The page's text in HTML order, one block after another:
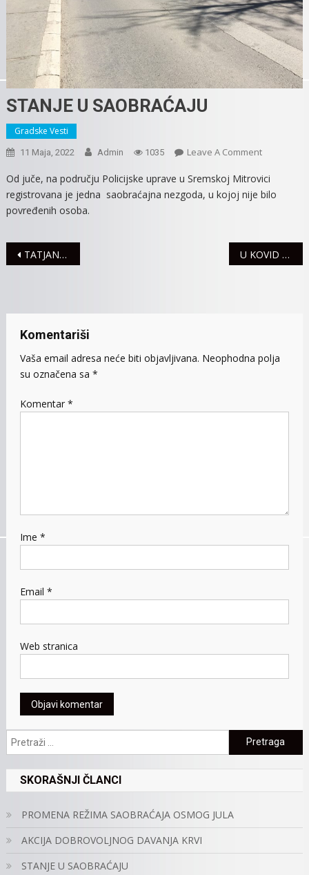
STANJE U SAOBRAĆAJU
Gradske Vesti
11 Maja, 2022 Admin 1035 Leave A CommentOn
U
Od juče, na području Policijske uprave u Sremskoj Mitrovici
registrovana je jedna saobraćajna nezgoda, u kojoj nije bilo
povređenih osoba.
Navigacija
TATJANA MEĐEDOVIĆ, NOVINARKA GRADSKE M TELEVIZIJE DOBITNICA NAGRADE “DIMITRIJE FRUŠIĆ” ￼ U KOVID AMBULANTI PREGLEDANO 25 PACIJENATA
Komentariši
Vaša email adresa neće biti objavljivana. Neophodna polja
su označena sa *
Komentar *
Ime *
Email *
Web stranica
Pretraga:
SKORAŠNJI ČLANCI
PROMENA REŽIMA SAOBRAĆAJA OSMOG JULA
AKCIJA DOBROVOLJNOG DAVANJA KRVI
STANJE U SAOBRAĆAJU